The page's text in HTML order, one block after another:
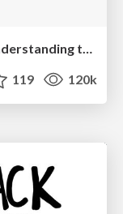
技術選定の審美眼（2025年版） / Understanding the Spiral of Technologies 2025 edition
119 120k